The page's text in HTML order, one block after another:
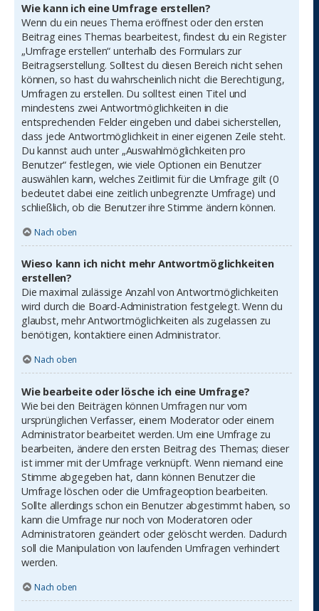
Wie kann ich eine Umfrage erstellen?
Wenn du ein neues Thema eröffnest oder den ersten
Beitrag eines Themas bearbeitest, findest du ein Register
„Umfrage erstellen“ unterhalb des Formulars zur
Beitragserstellung. Solltest du diesen Bereich nicht sehen
können, so hast du wahrscheinlich nicht die Berechtigung,
Umfragen zu erstellen. Du solltest einen Titel und
mindestens zwei Antwortmöglichkeiten in die
entsprechenden Felder eingeben und dabei sicherstellen,
dass jede Antwortmöglichkeit in einer eigenen Zeile steht.
Du kannst auch unter „Auswahlmöglichkeiten pro
Benutzer“ festlegen, wie viele Optionen ein Benutzer
auswählen kann, welches Zeitlimit für die Umfrage gilt (0
bedeutet dabei eine zeitlich unbegrenzte Umfrage) und
schließlich, ob die Benutzer ihre Stimme ändern können.
Nach oben
Wieso kann ich nicht mehr Antwortmöglichkeiten
erstellen?
Die maximal zulässige Anzahl von Antwortmöglichkeiten
wird durch die Board-Administration festgelegt. Wenn du
glaubst, mehr Antwortmöglichkeiten als zugelassen zu
benötigen, kontaktiere einen Administrator.
Nach oben
Wie bearbeite oder lösche ich eine Umfrage?
Wie bei den Beiträgen können Umfragen nur vom
ursprünglichen Verfasser, einem Moderator oder einem
Administrator bearbeitet werden. Um eine Umfrage zu
bearbeiten, ändere den ersten Beitrag des Themas; dieser
ist immer mit der Umfrage verknüpft. Wenn niemand eine
Stimme abgegeben hat, dann können Benutzer die
Umfrage löschen oder die Umfrageoption bearbeiten.
Sollte allerdings schon ein Benutzer abgestimmt haben, so
kann die Umfrage nur noch von Moderatoren oder
Administratoren geändert oder gelöscht werden. Dadurch
soll die Manipulation von laufenden Umfragen verhindert
werden.
Nach oben